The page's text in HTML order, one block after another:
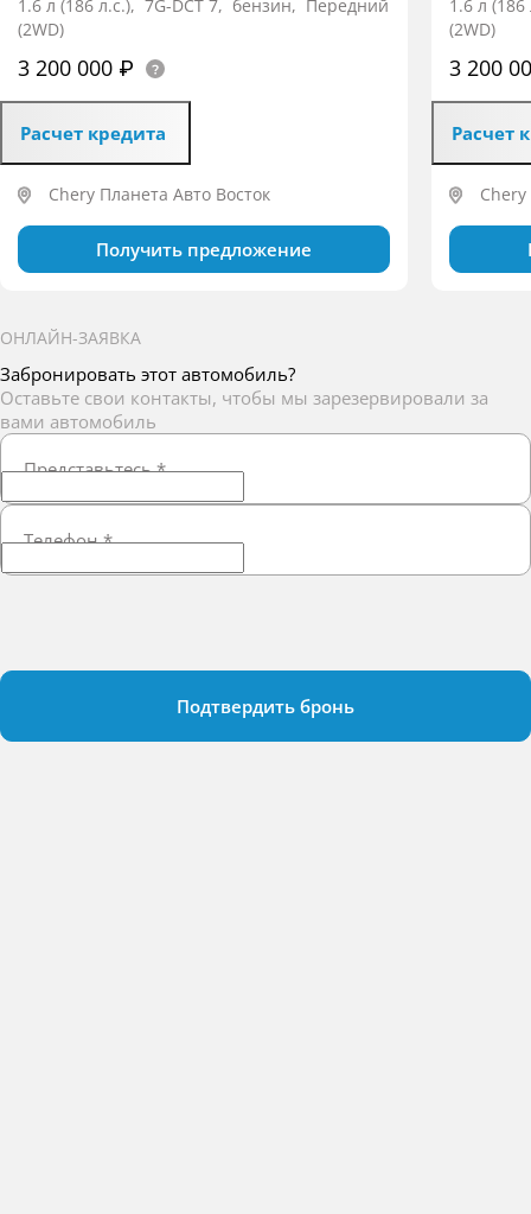
1.6 л (186 л.с.), 7G-DCT 7, бензин, Передний
(2WD)
3 200 000 ₽
Расчет кредита
Chery Планета Авто Восток
Получить предложение
1.6 л
(2WD)
3 200
Расчет
ОНЛАЙН-ЗАЯВКА
Забронировать этот автомобиль?
Оставьте свои контакты, чтобы мы зарезервировали за
вами автомобиль
Представьтесь*
Телефон*
Подтвердить бронь